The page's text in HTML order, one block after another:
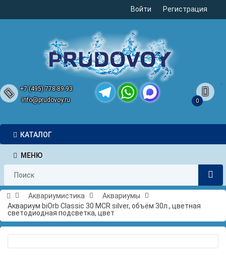
Войти Регистрация
+7 (495) 778-89-93
info@prudovoy.ru
0
КАТАЛОГ
МЕНЮ
Аквариумистика
Аквариумы
Аквариум biOrb Classic 30 MCR silver, объём 30л., цветная
светодиодная подсветка, цвет